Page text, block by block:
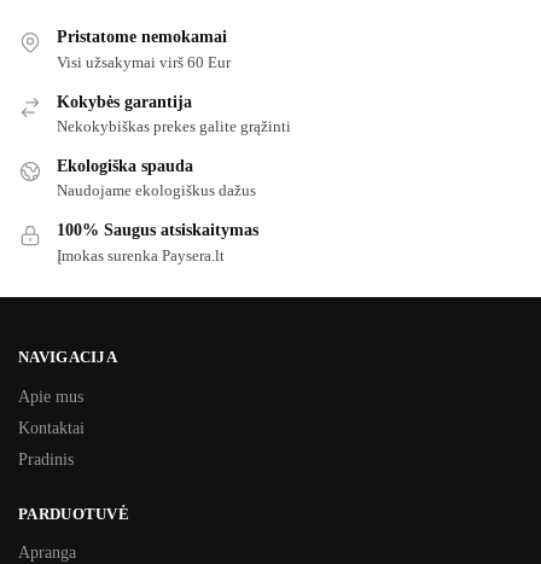
Pristatome nemokamai
Visi užsakymai virš 60 Eur
Kokybės garantija
Nekokybiškas prekes galite grąžinti
Ekologiška spauda
Naudojame ekologiškus dažus
100% Saugus atsiskaitymas
Įmokas surenka Paysera.lt
NAVIGACIJA
Apie mus
Kontaktai
Pradinis
PARDUOTUVĖ
Apranga